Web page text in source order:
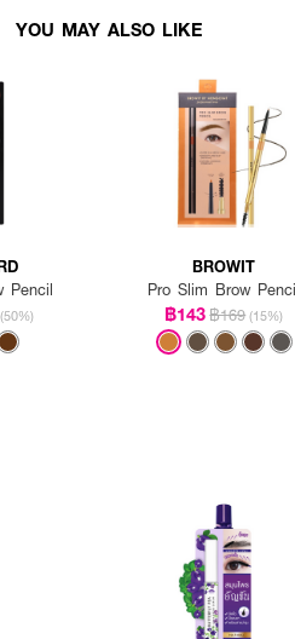
YOU MAY ALSO LIKE
Pencil
(50%)
BROWIT
Pro Slim Brow
฿143฿169 (15%)